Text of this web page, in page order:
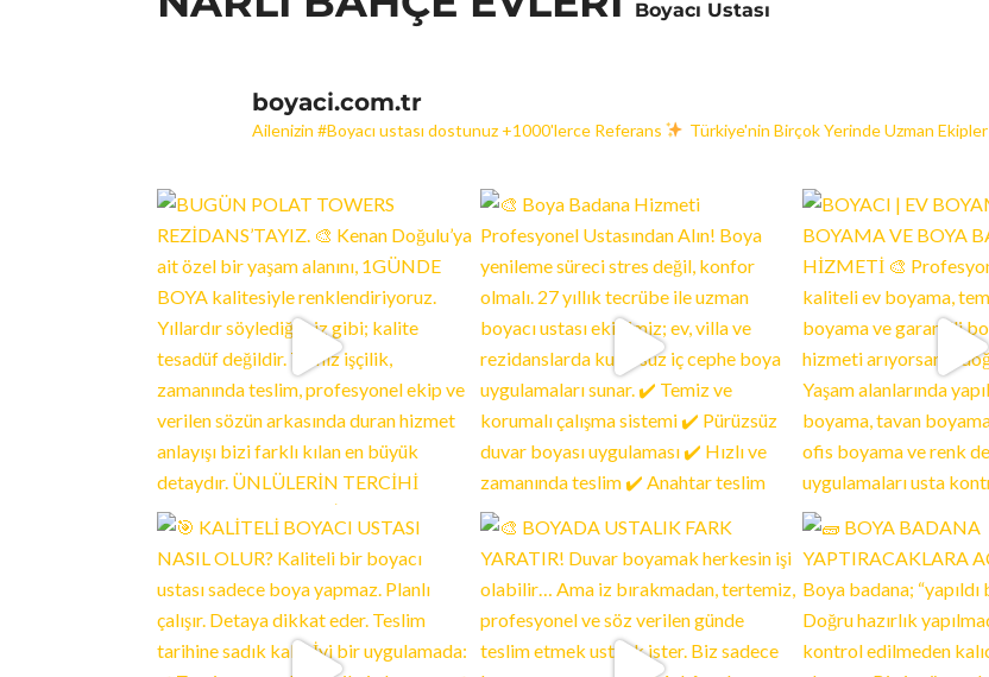
Boyacı Ustası
boyaci.com.tr
Ailenizin #Boyacı ustası dostunuz +1000'lerce Referans Türkiye'nin Birçok Yerinde Uzman Ekipler